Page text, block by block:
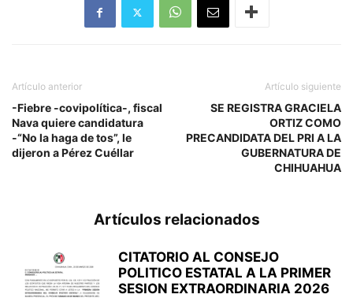
Artículo anterior
-Fiebre -covipolítica-, fiscal
Nava quiere candidatura
-“No la haga de tos”, le
dijeron a Pérez Cuéllar
Artículo siguiente
SE REGISTRA GRACIELA
ORTIZ COMO
PRECANDIDATA DEL PRI A LA
GUBERNATURA DE
CHIHUAHUA
Artículos relacionados
CITATORIO AL CONSEJO
POLITICO ESTATAL A LA PRIMER
SESION EXTRAORDINARIA 2026